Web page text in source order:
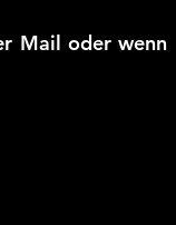
Mail oder wenn